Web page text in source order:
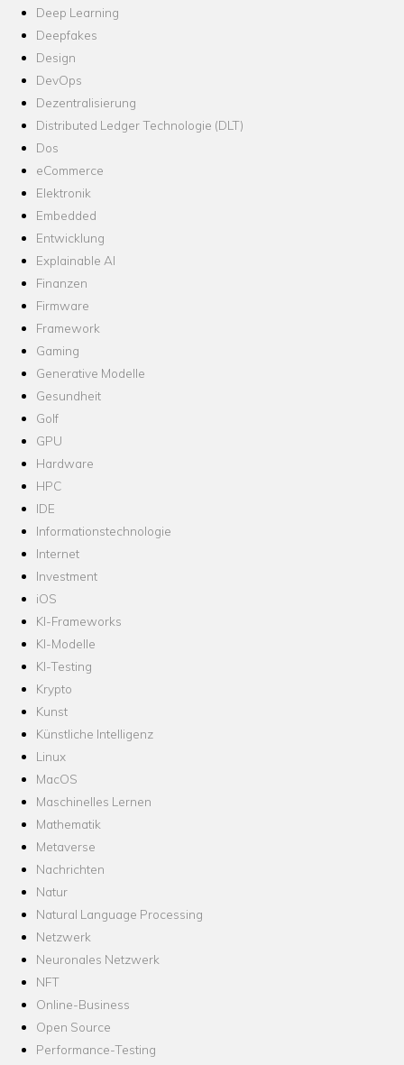
Deep Learning
Deepfakes
Design
DevOps
Dezentralisierung
Distributed Ledger Technologie (DLT)
Dos
eCommerce
Elektronik
Embedded
Entwicklung
Explainable AI
Finanzen
Firmware
Framework
Gaming
Generative Modelle
Gesundheit
Golf
GPU
Hardware
HPC
IDE
Informationstechnologie
Internet
Investment
iOS
KI-Frameworks
KI-Modelle
KI-Testing
Krypto
Kunst
Künstliche Intelligenz
Linux
MacOS
Maschinelles Lernen
Mathematik
Metaverse
Nachrichten
Natur
Natural Language Processing
Netzwerk
Neuronales Netzwerk
NFT
Online-Business
Open Source
Performance-Testing